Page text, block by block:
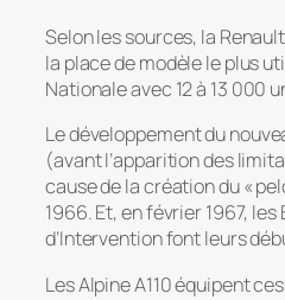
Selon les sources, la
la place de modèle le plus
Nationale avec 12 à 13 000
Le développement du
(avant l’apparition des
cause de la création du «
1966. Et, en février 1967,
d’Intervention font leurs
Les Alpine A110 équipent